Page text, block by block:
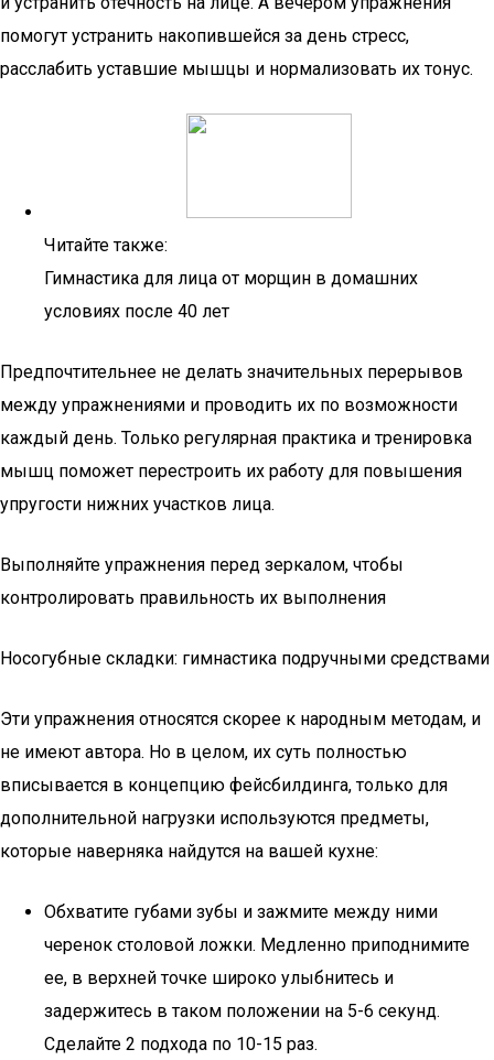
помогут устранить накопившейся за день стресс,
расслабить уставшие мышцы и нормализовать их тонус.
Читайте также:
Гимнастика для лица от морщин в домашних
условиях после 40 лет
Предпочтительнее не делать значительных перерывов
между упражнениями и проводить их по возможности
каждый день. Только регулярная практика и тренировка
мышц поможет перестроить их работу для повышения
упругости нижних участков лица.
Выполняйте упражнения перед зеркалом, чтобы
контролировать правильность их выполнения
Носогубные складки: гимнастика подручными средствами
Эти упражнения относятся скорее к народным методам, и
не имеют автора. Но в целом, их суть полностью
вписывается в концепцию фейсбилдинга, только для
дополнительной нагрузки используются предметы,
которые наверняка найдутся на вашей кухне:
Обхватите губами зубы и зажмите между ними
черенок столовой ложки. Медленно приподнимите
ее, в верхней точке широко улыбнитесь и
задержитесь в таком положении на 5-6 секунд.
Сделайте 2 подхода по 10-15 раз.